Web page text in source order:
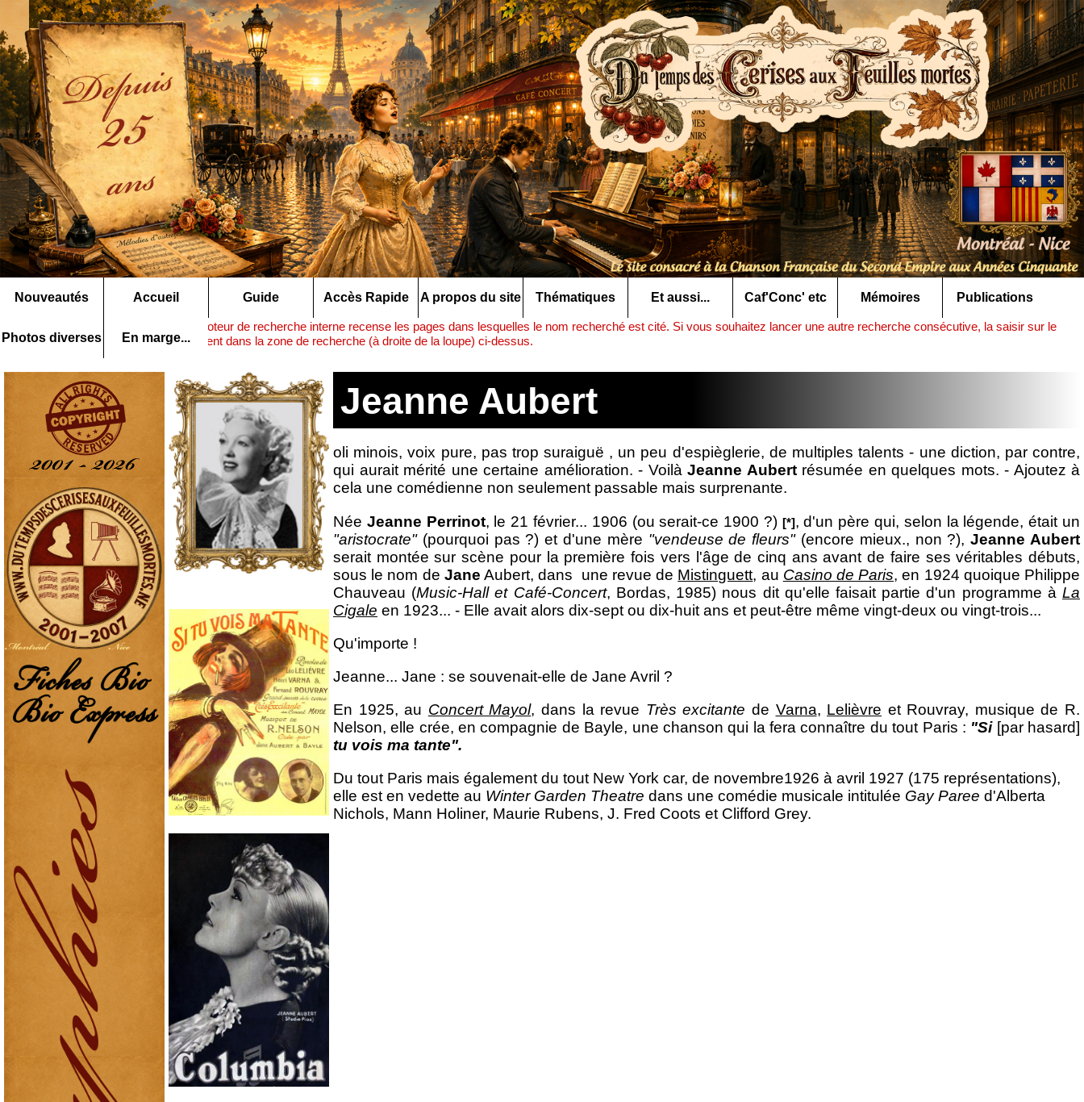
Nouveautés Accueil Guide Accès Rapide A propos du site Thématiques Et aussi... Caf'Conc' etc Mémoires Publications
Photos diverses En marge...
Rechercher ▶
ce moteur de recherche interne recense les pages dans lesquelles le nom recherché est cité. Si vous souhaitez lancer une autre recherche consécutive, la saisir sur le
nom précédent dans la zone de recherche (à droite de la loupe) ci-dessus.
Jeanne Aubert
oli minois, voix pure, pas trop suraiguë , un peu d'espièglerie, de multiples talents - une diction, par contre,
qui aurait mérité une certaine amélioration. - Voilà Jeanne Aubertrésumée en quelques mots. - Ajoutez à
cela une comédienne non seulement passable mais surprenante.
Née Jeanne Perrinot, le 21 février... 1906 (ou serait-ce 1900 ?) [*], d'un père qui, selon la légende, était un
"aristocrate"(pourquoi pas ?) et d'une mère "vendeuse de fleurs"(encore mieux., non ?),Jeanne Aubert
serait montée sur scène pour la première fois vers l'âge de cinq ans avant de faire ses véritables débuts,
sous le nom de Jane Aubert, dans une revue de Mistinguett, au Casino de Paris, en 1924 quoique Philippe
Chauveau (Music-Hall et Café-Concert, Bordas, 1985) nous dit qu'elle faisait partie d'un programme àLa
Cigale en 1923... - Elle avait alors dix-sept ou dix-huit ans et peut-être même vingt-deux ou vingt-trois...
Qu'importe !
Jeanne... Jane : se souvenait-elle de Jane Avril ?
En 1925, au Concert Mayol, dans la revue Très excitante de Varna, Lelièvre et Rouvray, musique de R.
Nelson, elle crée, en compagnie de Bayle, une chanson qui la fera connaître du tout Paris : "Si [par hasard]
tu vois ma tante".
Du tout Paris mais également du tout New York car, de novembre1926 à avril 1927 (175 représentations),
elle est en vedette au Winter Garden Theatre dans une comédie musicale intitulée Gay Paree d'Alberta
Nichols, Mann Holiner, Maurie Rubens, J. Fred Coots et Clifford Grey.